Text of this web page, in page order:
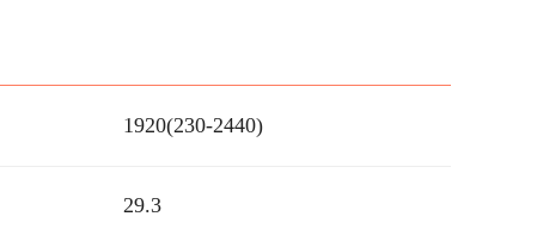
1920(230-2440)
29.3